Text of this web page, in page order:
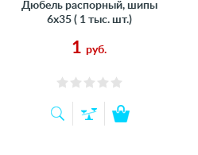
Дюбель распорный, шипы
6х35 ( 1 тыс. шт.)
1 руб.